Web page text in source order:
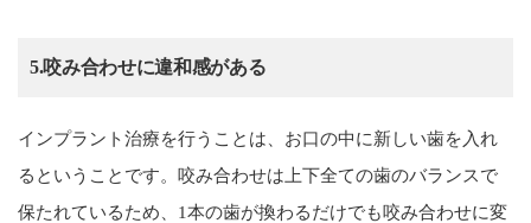
5.咬み合わせに違和感がある
インプラント治療を行うことは、お口の中に新しい歯を入れ
るということです。咬み合わせは上下全ての歯のバランスで
保たれているため、1本の歯が換わるだけでも咬み合わせに変